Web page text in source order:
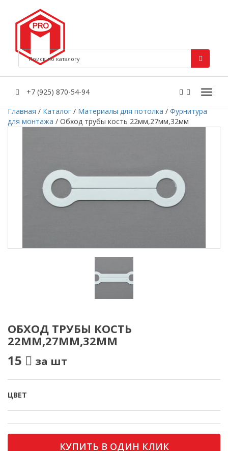
+7 (925) 870-54-94
Главная / Каталог / Материалы для потолка / Фурнитура
для монтажа / Обход трубы кость 22мм,27мм,32мм
ОБХОД ТРУБЫ КОСТЬ
22ММ,27ММ,32ММ
15 за шт
ЦВЕТ
КУПИТЬ В ОДИН КЛИК